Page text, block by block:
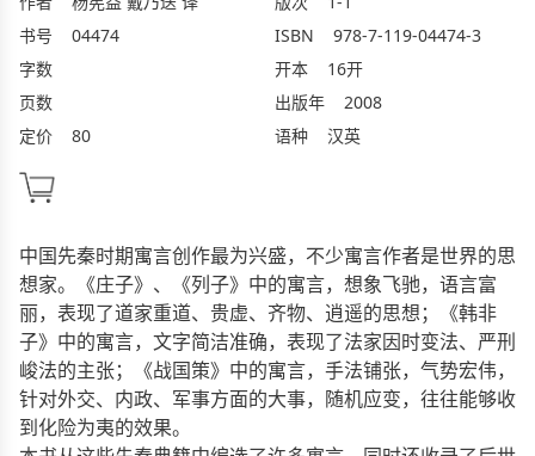
书号
04474
字数
页数
定价
80
ISBN
978-7-119-04474-3
开本
16开
出版年
2008
语种
汉英
中国先秦时期寓言创作最为兴盛，不少寓言作者是世界的思
想家。《庄子》、《列子》中的寓言，想象飞驰，语言富
丽，表现了道家重道、贵虚、齐物、逍遥的思想；《韩非
子》中的寓言，文字简洁准确，表现了法家因时变法、严刑
峻法的主张；《战国策》中的寓言，手法铺张，气势宏伟，
针对外交、内政、军事方面的大事，随机应变，往往能够收
到化险为夷的效果。